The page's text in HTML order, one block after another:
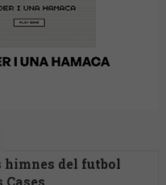
himnes del futbol
Cases